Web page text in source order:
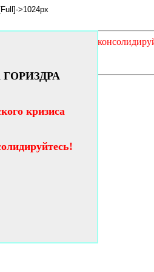
всех стран и этносов
ГОРИЗДРА
кризиса